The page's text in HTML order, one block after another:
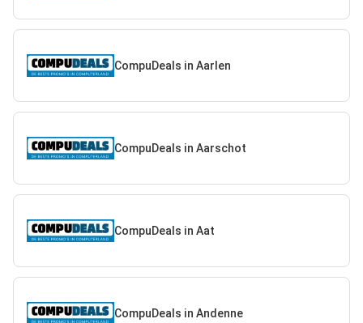
CompuDeals in Aarlen
CompuDeals in Aarschot
CompuDeals in Aat
CompuDeals in Andenne